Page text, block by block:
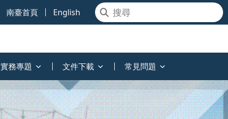
南臺首頁 English
實務專題 文件下載 常見問題